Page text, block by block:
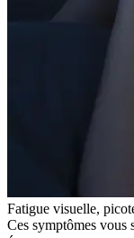
Fatigue visuelle,
Ces symptômes vous